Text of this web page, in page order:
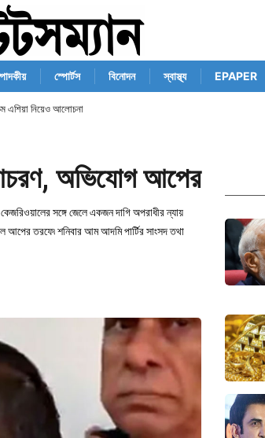
স্পোর্টস বিনোদন স্বাস্থ্য EPAPER
আচরণ, অভিযোগ আপের
সঙ্গে জেলে একজন দাগি অপরাধীর ন্যায়
তরফে৷ শনিবার আম আদমি পার্টির সাংসদ তথা